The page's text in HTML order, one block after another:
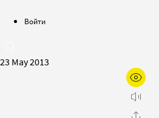
Войти
23 May 2013